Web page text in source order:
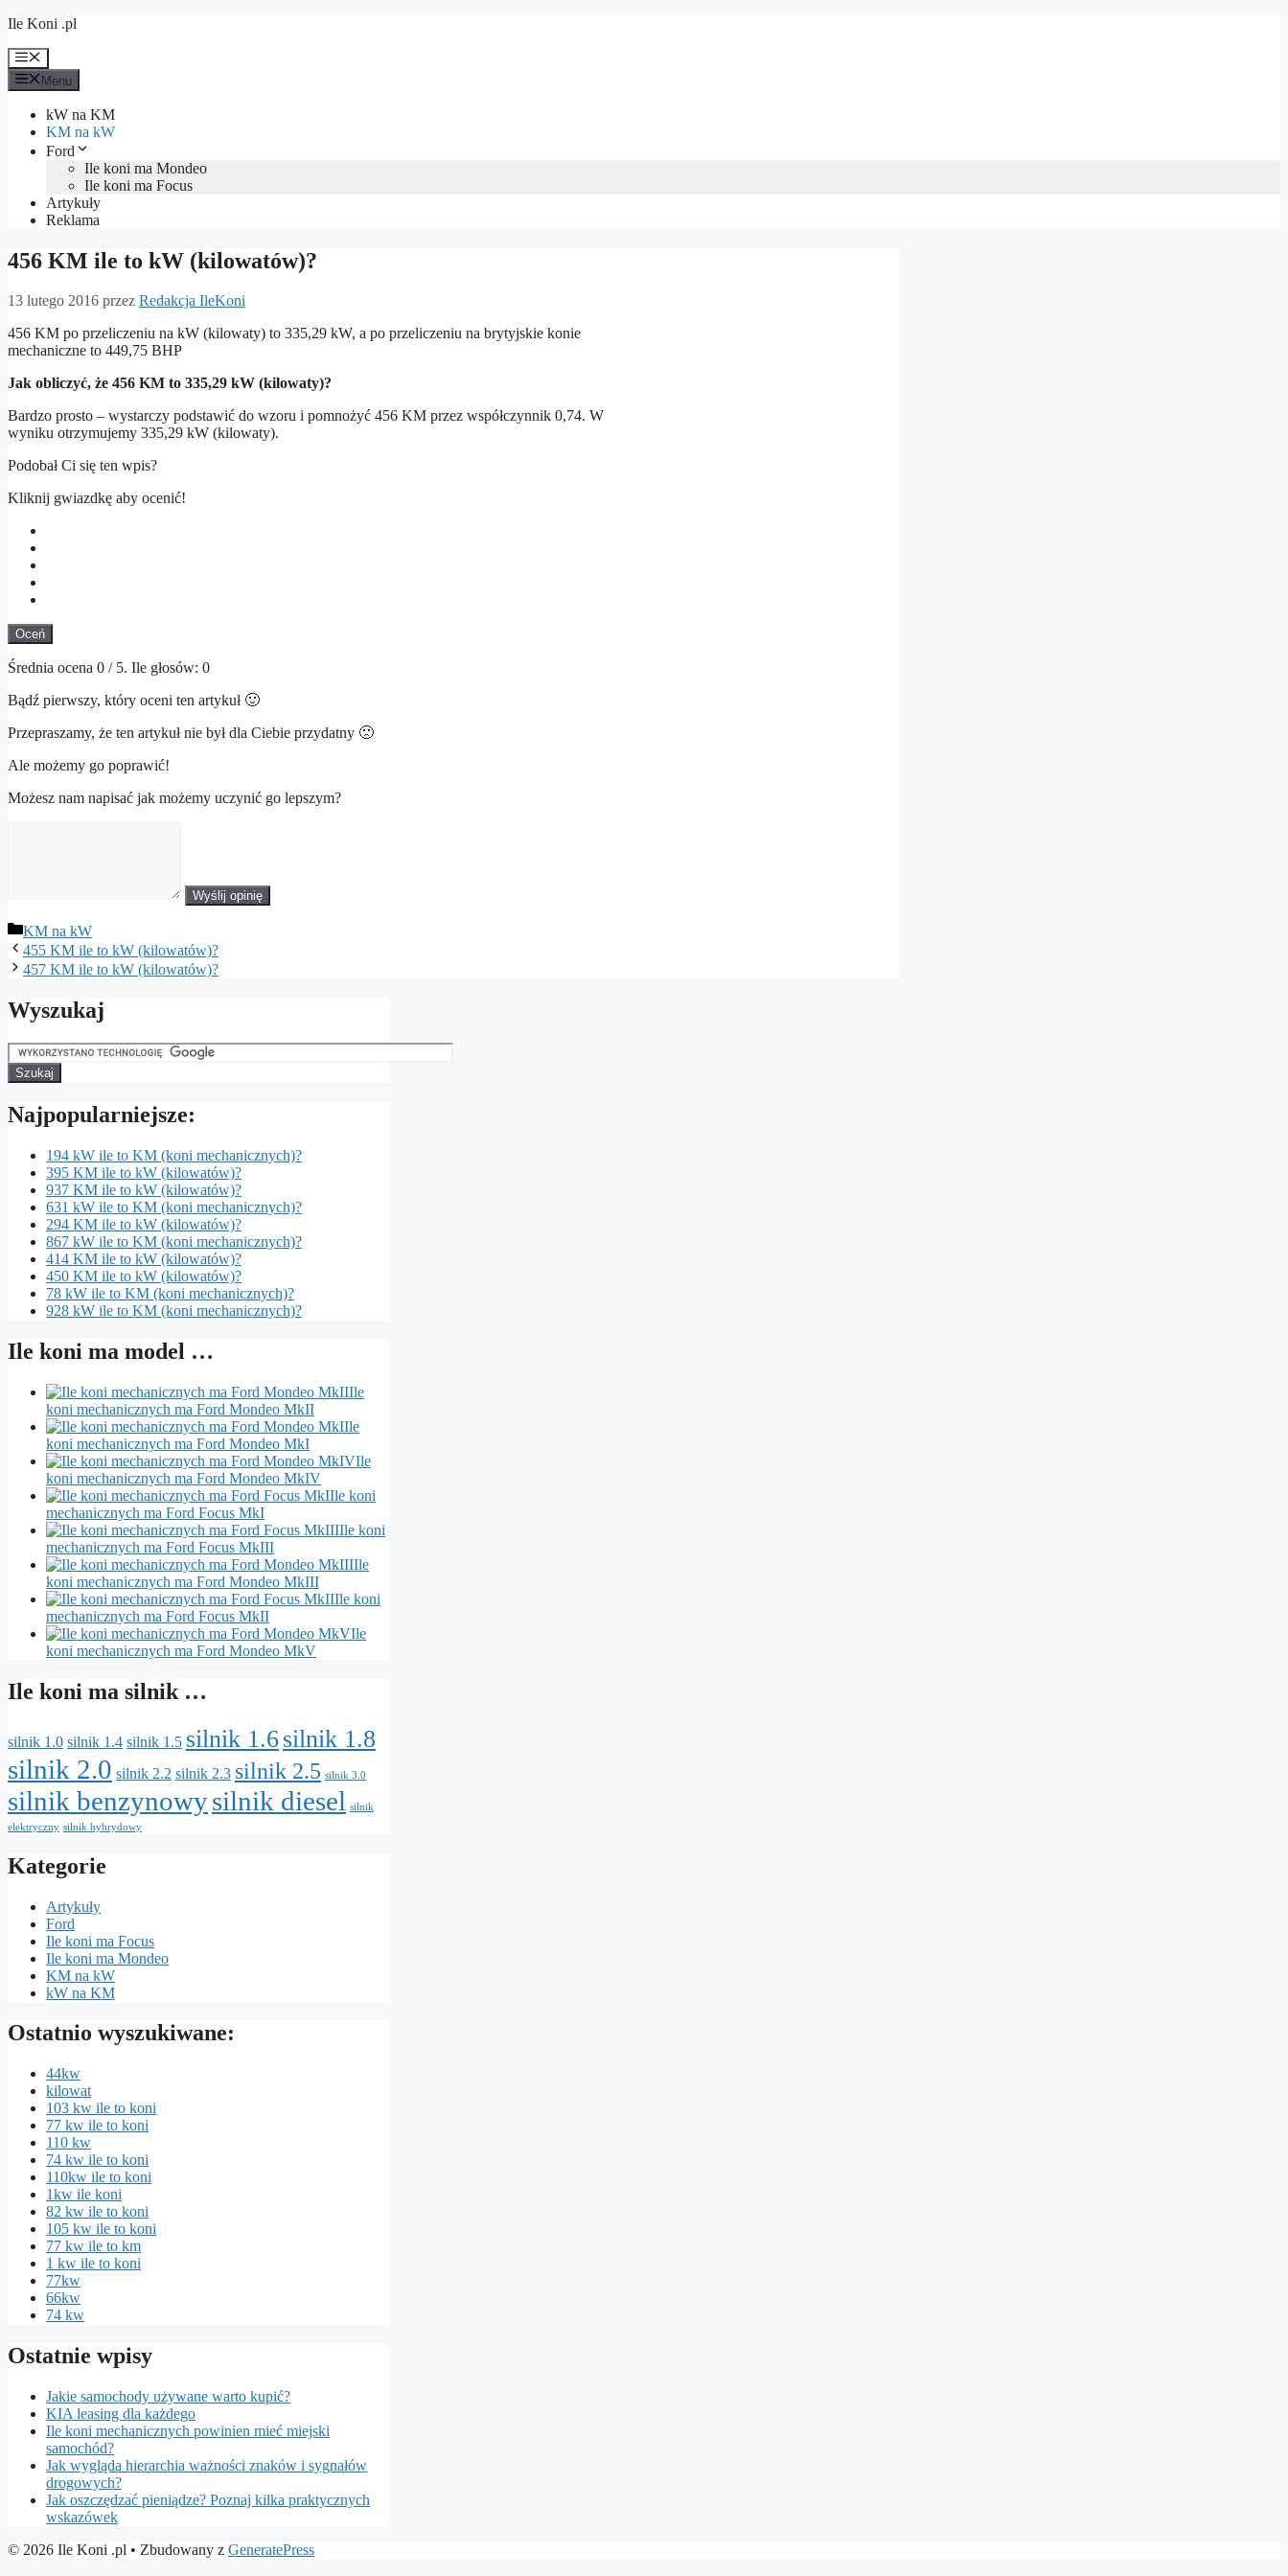
Przejdź
treści
Ile Koni .pl
Menu
Menu
kW na KM
KM na kW
Ford
Ile koni ma Mondeo
Ile koni ma Focus
Artykuły
Reklama
456 KM ile to kW (kilowatów)?
13 lutego 2016 przez Redakcja IleKoni
456 KM po przeliczeniu na kW (kilowaty) to 335,29 kW, a po przeliczeniu na brytyjskie konie
mechaniczne to 449,75 BHP
Jak obliczyć, że 456 KM to 335,29 kW (kilowaty)?
Bardzo prosto – wystarczy podstawić do wzoru i pomnożyć 456 KM przez współczynnik 0,74. W
wyniku otrzymujemy 335,29 kW (kilowaty).
Podobał Ci się ten wpis?
Kliknij gwiazdkę aby ocenić!
Oceń
Średnia ocena 0 / 5. Ile głosów: 0
Bądź pierwszy, który oceni ten artykuł 🙂
Przepraszamy, że ten artykuł nie był dla Ciebie przydatny 🙁
Ale możemy go poprawić!
Możesz nam napisać jak możemy uczynić go lepszym?
Wyślij opinię
Kategorie
KM na kW
455 KM ile to kW (kilowatów)?
457 KM ile to kW (kilowatów)?
Wyszukaj
Najpopularniejsze:
194 kW ile to KM (koni mechanicznych)?
395 KM ile to kW (kilowatów)?
937 KM ile to kW (kilowatów)?
631 kW ile to KM (koni mechanicznych)?
294 KM ile to kW (kilowatów)?
867 kW ile to KM (koni mechanicznych)?
414 KM ile to kW (kilowatów)?
450 KM ile to kW (kilowatów)?
78 kW ile to KM (koni mechanicznych)?
928 kW ile to KM (koni mechanicznych)?
Ile koni ma model …
Ile
koni mechanicznych ma Ford Mondeo MkII
Ile
koni mechanicznych ma Ford Mondeo MkI
Ile
koni mechanicznych ma Ford Mondeo MkIV
Ile koni
mechanicznych ma Ford Focus MkI
Ile koni
mechanicznych ma Ford Focus MkIII
Ile
koni mechanicznych ma Ford Mondeo MkIII
Ile koni
mechanicznych ma Ford Focus MkII
Ile
koni mechanicznych ma Ford Mondeo MkV
Ile koni ma silnik …
silnik 1.0 silnik 1.4 silnik 1.5 silnik 1.6silnik 1.8
silnik 2.0 silnik 2.2 silnik 2.3 silnik 2.5 silnik 3.0
silnik benzynowysilnik diesel silnik
elektryczny silnik hybrydowy
Kategorie
Artykuły
Ford
Ile koni ma Focus
Ile koni ma Mondeo
KM na kW
kW na KM
Ostatnio wyszukiwane:
44kw
kilowat
103 kw ile to koni
77 kw ile to koni
110 kw
74 kw ile to koni
110kw ile to koni
1kw ile koni
82 kw ile to koni
105 kw ile to koni
77 kw ile to km
1 kw ile to koni
77kw
66kw
74 kw
Ostatnie wpisy
Jakie samochody używane warto kupić?
KIA leasing dla każdego
Ile koni mechanicznych powinien mieć miejski
samochód?
Jak wygląda hierarchia ważności znaków i sygnałów
drogowych?
Jak oszczędzać pieniądze? Poznaj kilka praktycznych
wskazówek
© 2026 Ile Koni .pl • Zbudowany z GeneratePress